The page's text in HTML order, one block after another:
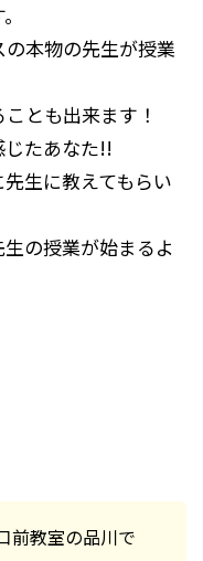
本物の先生が授業
とも出来ます！
たあなた!!
生に教えてもらい
の授業が始まるよ
前教室の品川で